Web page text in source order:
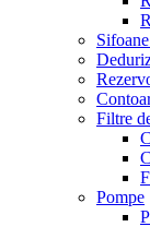
Filtre
Pompe